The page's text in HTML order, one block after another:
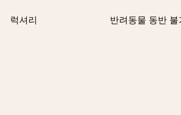
럭셔리 반려동물 동반 불